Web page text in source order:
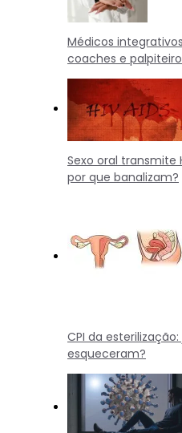
Médicos
coaches e
Sexo oral transmite
por que banalizam?
CPI da esterilização:
esqueceram?